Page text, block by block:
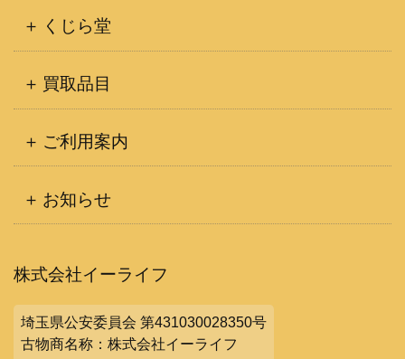
くじら堂
買取品目
ご利用案内
お知らせ
株式会社イーライフ
埼玉県公安委員会 第431030028350号
古物商名称：株式会社イーライフ